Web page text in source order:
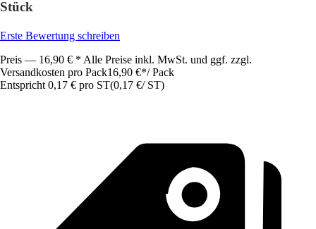
Stück
Erste Bewertung schreiben
Preis — 16,90 € * Alle Preise inkl. MwSt. und ggf. zzgl.
Versandkosten pro Pack16,90 €*/ Pack
Entspricht 0,17 € pro ST(0,17 €/ ST)